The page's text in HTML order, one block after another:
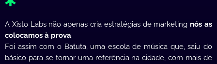
A Xisto Labs não apenas cria estratégias de marketingnós as
colocamos à prova.
Foi assim com o Batuta, uma escola de música que, saiu do
básico para se tornar uma referência na cidade, com mais de